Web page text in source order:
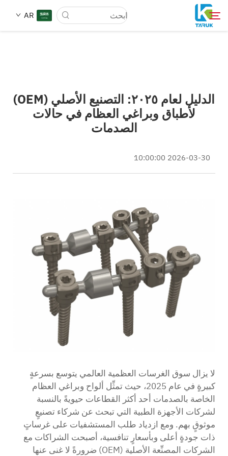
AR
أسواق الطب
أخبار وأحداث
اتصل بنا
الدليل لعام ٢٠٢٥: التصنيع الأصلي (OEM)
لأطباق وبراغي العظام في حالات
الصدمات
2026-03-30 10:00:00
لا يزال سوق الغرسات العظمية العالمي يتوسع بسرعةٍ
كبيرةٍ في عام 2025، حيث تمثِّل ألواح وبراغي العظام
الخاصة بالصدمات أحد أكثر القطاعات حيويةً بالنسبة
لشركات الأجهزة الطبية التي تبحث عن شركاء تصنيعٍ
موثوقٍ بهم. ومع ازدياد طلب المستشفيات على غرساتٍ
ذات جودةٍ أعلى وبأسعارٍ تنافسية، أصبحت الشراكات مع
الشركات المصنِّعة الأصلية (OEM) ضرورةً لا غنى عنها